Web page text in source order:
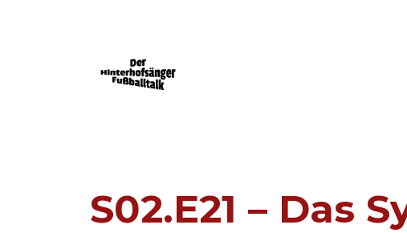
Der Mainz 05-Podcast powered by FUMS
S02.E21 – Das